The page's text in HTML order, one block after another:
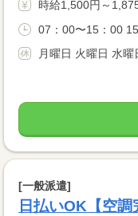
時給1,500円～
07：00〜15：00
月曜日 火曜日 水
[一般派遣]
日払いOK【空